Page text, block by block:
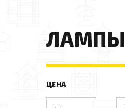
ЛАМПЫ
ЦЕНА